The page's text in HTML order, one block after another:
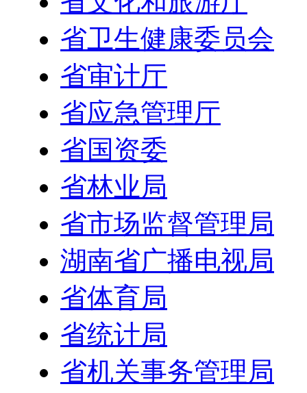
省卫生健康委员会
省审计厅
省应急管理厅
省国资委
省林业局
省市场监督管理局
湖南省广播电视局
省体育局
省统计局
省机关事务管理局